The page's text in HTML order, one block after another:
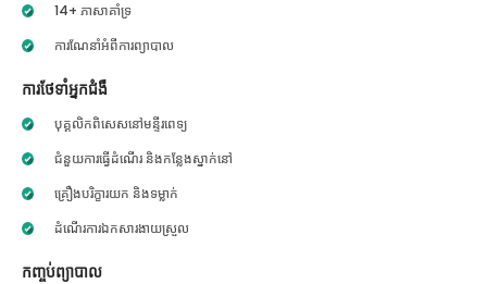
14+ ភាសាគាំទ្រ
ការណែនាំអំពីការព្យាបាល
ការថែទាំអ្នកជំងឺ
បុគ្គលិកពិសេសនៅមន្ទីរពេទ្យ
ជំនួយការធ្វើដំណើរ និងកន្លែងស្នាក់នៅ
គ្រឿងបរិក្ខារយក និងទម្លាក់
ដំណើរការឯកសារងាយស្រួល
កញ្ចប់ព្យាបាល